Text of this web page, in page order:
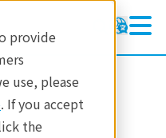
provide
use, please
. If you accept
the